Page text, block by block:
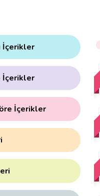
İçerikler
İçerikler
İçerikler